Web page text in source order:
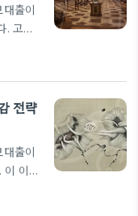
도 계
3억
금리
출이
. 고정
안의
인은 신
책 변
친다.
사례
출이라
료 시
전략
출이
이자
같은